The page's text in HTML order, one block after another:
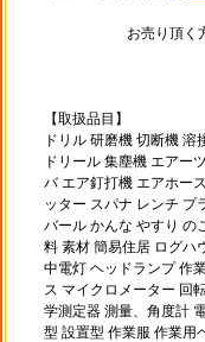
お売り頂く
【取扱品目】
ドリル 研磨機 切断機
ドリール 集塵機 エアー
バ エア釘打機 エアホー
ッター スパナ レンチ プ
バール かんな やすり の
料 素材 簡易住居 ログハ
中電灯 ヘッドランプ 作
ス マイクロメーター 回
学測定器 測量、角度計
型 設置型 作業服 作業用